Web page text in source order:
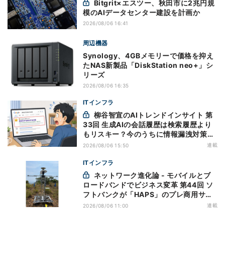
模のAIデータセンター建設を計画か
2026/08/06 16:41
周辺機器
Synology、4GBメモリーで価格を抑え
たNAS新製品「DiskStation neo+」シ
リーズ
2026/08/06 16:35
ITインフラ
33回 生成AIの会話履歴は検索履歴より
もリスキー？今のうちに情報漏洩対策を
万全にしておこう
2026/08/06 15:50 連載
ITインフラ
ロードバンドでビジネス変革 第44回 ソ
フトバンクが「HAPS」のプレ商用サー
ビス開始を表明、本格的な商用展開のめ
2026/08/06 11:00 連載